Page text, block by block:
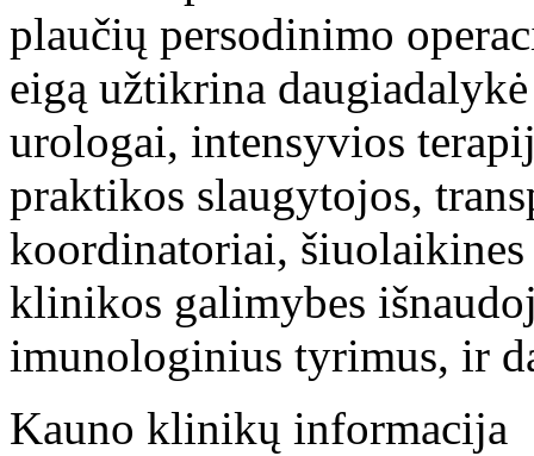
plaučių persodinimo
eigą užtikrina
urologai, intensyvios
praktikos slaugytojos,
koordinatoriai,
klinikos galimybes
imunologinius tyrimus, ir
Kauno klinikų informacija